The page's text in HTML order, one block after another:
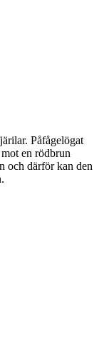
Påfågelögat
en rödbrun
och därför kan den